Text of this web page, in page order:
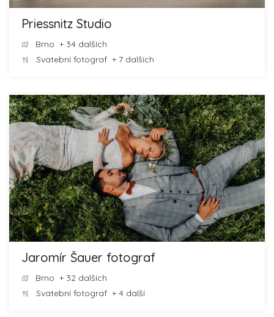
Priessnitz Studio
Brno + 34 dalších
Svatební fotograf + 7 dalších
Jaromír Šauer fotograf
Brno + 32 dalších
Svatební fotograf + 4 další